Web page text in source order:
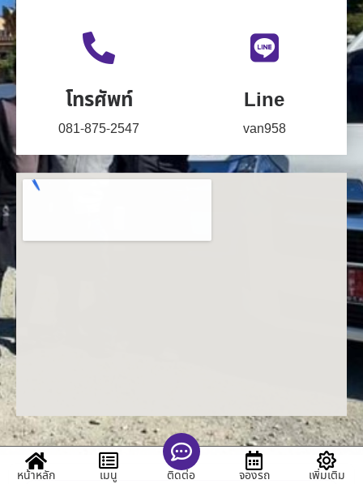
โทรศัพท์
081-875-2547
Line
van958
หน้าหลัก เมนู ติดต่อ จองรถ เพิ่มเติม